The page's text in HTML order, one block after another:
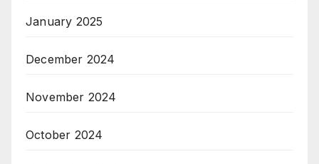
January 2025
December 2024
November 2024
October 2024